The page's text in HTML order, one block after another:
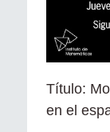
Título:
en el